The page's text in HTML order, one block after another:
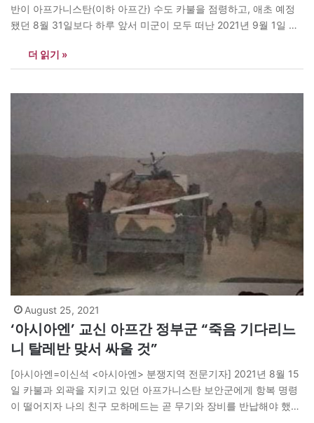
반이 아프가니스탄(이하 아프간) 수도 카불을 점령하고, 애초 예정
됐던 8월 31일보다 하루 앞서 미군이 모두 떠난 2021년 9월 1일 카
신으로 <아시아엔>과 소통하고 있는 모하메드(가명)는 1일 밤(한국
시각) 직접 촬영한 사진을 보내왔다. 모하메드는 “1일 낮 중앙은행
더 읽기 »
August 25, 2021
‘아시아엔’ 교신 아프간 정부군 “죽음 기다리느
니 탈레반 맞서 싸울 것”
[아시아엔=이신석 <아시아엔> 분쟁지역 전문기자] 2021년 8월 15
일 카불과 외곽을 지키고 있던 아프가니스탄 보안군에게 항복 명령
이 떨어지자 나의 친구 모하메드는 곧 무기와 장비를 반납해야 했다.